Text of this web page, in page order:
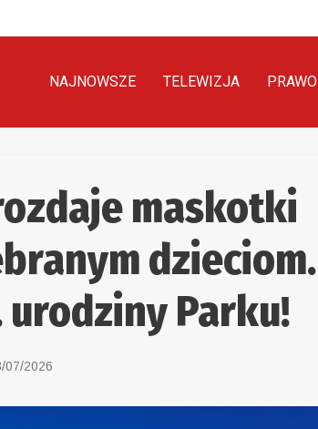
NAJNOWSZE TELEWIZJA PRAWO
maskotki
dzieciom.
urodziny Parku!
07/2026